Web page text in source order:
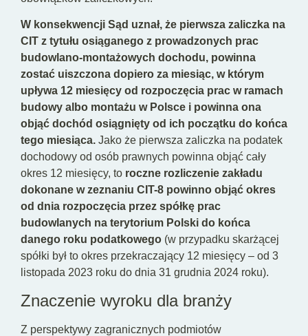
W konsekwencji Sąd uznał, że pierwsza zaliczka na
CIT z tytułu osiąganego z prowadzonych prac
budowlano-montażowych dochodu, powinna
zostać uiszczona dopiero za miesiąc, w którym
upływa 12 miesięcy od rozpoczęcia prac w ramach
budowy albo montażu w Polsce i powinna ona
objąć dochód osiągnięty od ich początku do końca
tego miesiąca. Jako że pierwsza zaliczka na podatek
dochodowy od osób prawnych powinna objąć cały
okres 12 miesięcy, to roczne rozliczenie zakładu
dokonane w zeznaniu CIT-8 powinno objąć okres
od dnia rozpoczęcia przez spółkę prac
budowlanych na terytorium Polski do końca
danego roku podatkowego (w przypadku skarżącej
spółki był to okres przekraczający 12 miesięcy – od 3
listopada 2023 roku do dnia 31 grudnia 2024 roku).
Znaczenie wyroku dla branży
Z perspektywy zagranicznych podmiotów